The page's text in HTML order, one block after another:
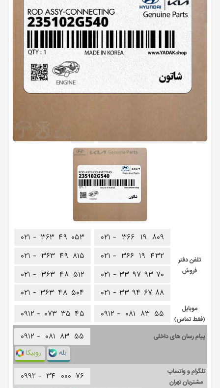
تلفن دفتر
فروش
۰۲۱ - ۳۶۶ ۱۹ ۸۰۹
۰۲۱ - ۳۶۶ ۱۹ ۴۳۲
۰۲۱ - ۳۳ ۹۷ ۹۳ ۷۰
۰۲۱ - ۳۳ ۹۴ ۶۷ ۸۸
۰۲۱ - ۳۶۳ ۴۹ ۰۵۳
۰۲۱ - ۳۶۳ ۴۹ ۸۱۵
۰۲۱ - ۳۶۳ ۴۸ ۵۱۲
۰۲۱ - ۳۶۳ ۴۸ ۵۰۴
موبایل
(فقط تماس)
۰۹۱۲ - ۰۸۱ ۸۳ ۵۵ ۰۹۱۲ - ۰۷۳ ۳۵ ۴۵
پیام رسان های داخلی ۰۹۱۲ - ۰۸۱ ۸۳ ۵۵
روبیکا بله
تلگرام و واتساپ
مشتریان تهران
۰۹۹۲ - ۳۴ ۰۰۰ ۷۶